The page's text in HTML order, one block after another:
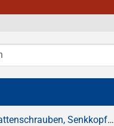
Senkkopf, Pozidrive Kreuzschlitz